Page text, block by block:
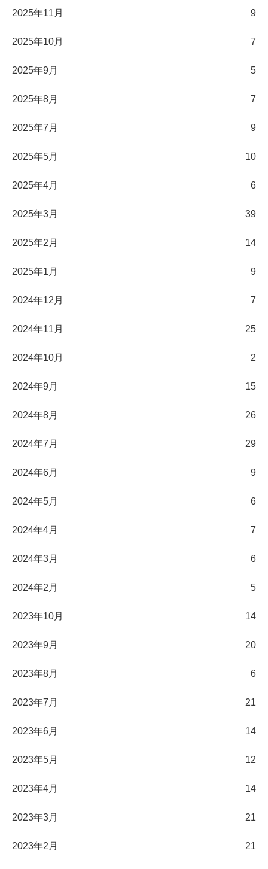
2025年11月 9
2025年10月 7
2025年9月 5
2025年8月 7
2025年7月 9
2025年5月 10
2025年4月 6
2025年3月 39
2025年2月 14
2025年1月 9
2024年12月 7
2024年11月 25
2024年10月 2
2024年9月 15
2024年8月 26
2024年7月 29
2024年6月 9
2024年5月 6
2024年4月 7
2024年3月 6
2024年2月 5
2023年10月 14
2023年9月 20
2023年8月 6
2023年7月 21
2023年6月 14
2023年5月 12
2023年4月 14
2023年3月 21
2023年2月 21